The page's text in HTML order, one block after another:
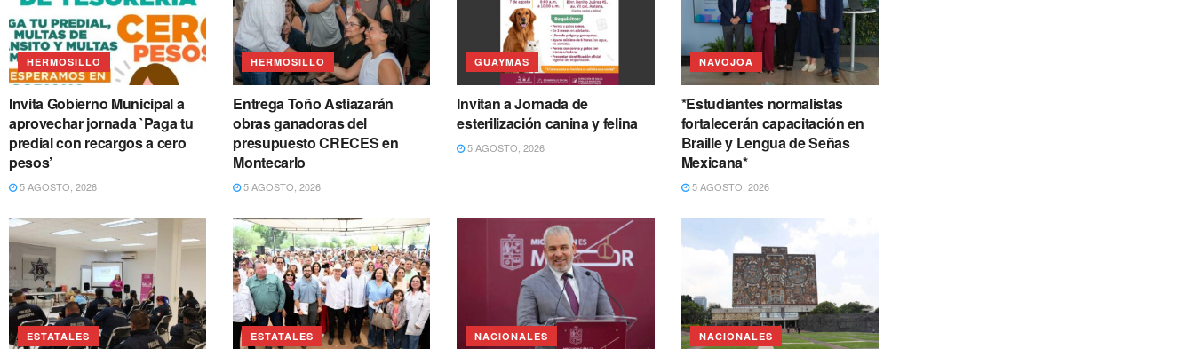
HERMOSILLO
Invita Gobierno Municipal a
aprovechar jornada `Paga tu
predial con recargos a cero
pesos’
5 AGOSTO, 2026
HERMOSILLO
Entrega Toño Astiazarán
obras ganadoras del
presupuesto CRECES en
Montecarlo
5 AGOSTO, 2026
GUAYMAS
Invitan a Jornada de
esterilización canina y felina
5 AGOSTO, 2026
NAVOJOA
*Estudiantes normalistas
fortalecerán capacitación en
Braille y Lengua de Señas
Mexicana*
5 AGOSTO, 2026
ESTATALES ESTATALES NACIONALES NACIONALES